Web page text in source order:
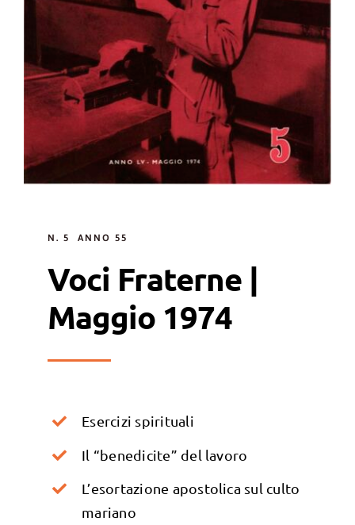
N. 5 ANNO 55
Voci Fraterne |
Maggio 1974
Esercizi spirituali
Il “benedicite” del lavoro
L’esortazione apostolica sul culto
mariano